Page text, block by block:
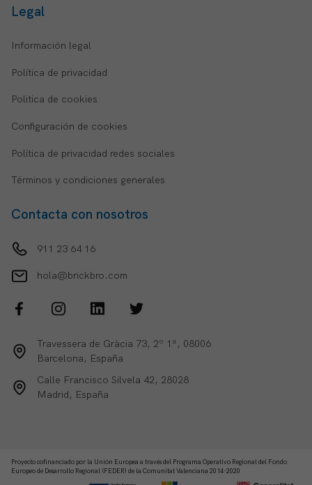
Legal
Información legal
Política de privacidad
Politica de cookies
Configuración de cookies
Política de privacidad redes sociales
Términos y condiciones generales
Contacta con nosotros
911 23 64 16
hola@brickbro.com
Travessera de Gràcia 73, 2º 1ª, 08006
Barcelona, España
Calle Francisco Silvela 42, 28028
Madrid, España
Proyecto cofinanciado por la Unión Europea a través del Programa Operativo Regional del Fondo
Europeo de Desarrollo Regional (FEDER) de la Comunitat Valenciana 2014-2020